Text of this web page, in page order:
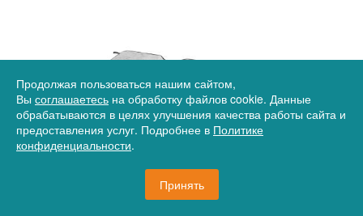
Артикул12-10410400p
серебристый (P)
Продолжая пользоваться нашим сайтом,
Вы соглашаетесь на обработку файлов cookie. Данные
обрабатываются в целях улучшения качества работы сайта и
предоставления услуг. Подробнее в Политике
конфиденциальности.
Принять